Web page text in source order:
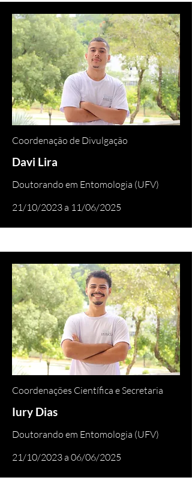
Coordenação de Divulgação
Davi Lira
Doutorando em Entomologia (UFV)
21/10/2023 a 11/06/2025
Coordenações Científica e Secretaria
Iury Dias
Doutorando em Entomologia (UFV)
21/10/2023 a 06/06/2025